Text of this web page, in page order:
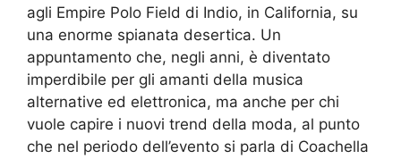
agli Empire Polo Field di Indio, in California, su
una enorme spianata desertica. Un
appuntamento che, negli anni, è diventato
imperdibile per gli amanti della musica
alternative ed elettronica, ma anche per chi
vuole capire i nuovi trend della moda, al punto
che nel periodo dell’evento si parla di Coachella